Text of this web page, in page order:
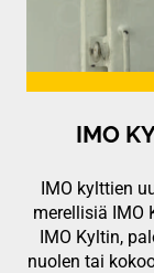
IMO
IMO kylttien
merellisiä IMO
IMO Kyltin,
nuolen tai